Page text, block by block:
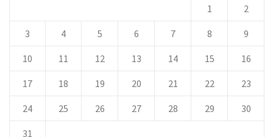
1 2
3 4 5 6 7 8 9
10 11 12 13 14 15 16
17 18 19 20 21 22 23
24 25 26 27 28 29 30
31